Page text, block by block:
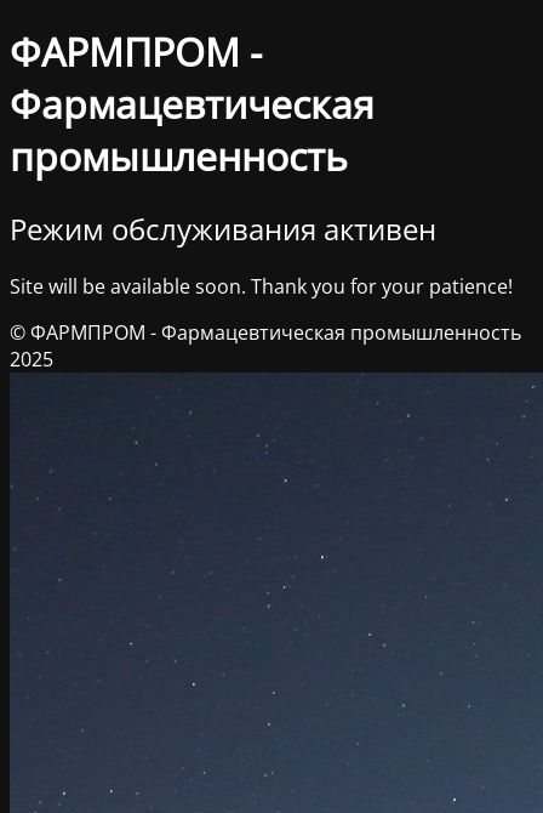
ФАРМПРОМ -
Фармацевтическая
промышленность
Режим обслуживания активен
Site will be available soon. Thank you for your patience!
© ФАРМПРОМ - Фармацевтическая промышленность
2025